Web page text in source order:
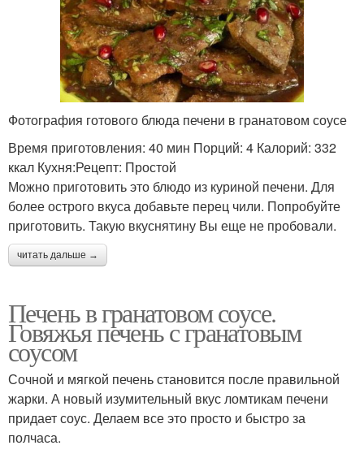
Фотография готового блюда печени в гранатовом соусе
Время приготовления: 40 мин Порций: 4 Калорий: 332
ккал Кухня:Рецепт: Простой
Можно приготовить это блюдо из куриной печени. Для
более острого вкуса добавьте перец чили. Попробуйте
приготовить. Такую вкуснятину Вы еще не пробовали.
читать дальше →
Печень в гранатовом соусе.
Говяжья печень с гранатовым
соусом
Сочной и мягкой печень становится после правильной
жарки. А новый изумительный вкус ломтикам печени
придает соус. Делаем все это просто и быстро за
полчаса.